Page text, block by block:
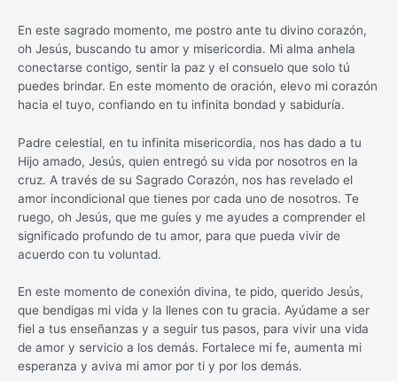
En este sagrado momento, me postro ante tu divino corazón,
oh Jesús, buscando tu amor y misericordia. Mi alma anhela
conectarse contigo, sentir la paz y el consuelo que solo tú
puedes brindar. En este momento de oración, elevo mi corazón
hacia el tuyo, confiando en tu infinita bondad y sabiduría.
Padre celestial, en tu infinita misericordia, nos has dado a tu
Hijo amado, Jesús, quien entregó su vida por nosotros en la
cruz. A través de su Sagrado Corazón, nos has revelado el
amor incondicional que tienes por cada uno de nosotros. Te
ruego, oh Jesús, que me guíes y me ayudes a comprender el
significado profundo de tu amor, para que pueda vivir de
acuerdo con tu voluntad.
En este momento de conexión divina, te pido, querido Jesús,
que bendigas mi vida y la llenes con tu gracia. Ayúdame a ser
fiel a tus enseñanzas y a seguir tus pasos, para vivir una vida
de amor y servicio a los demás. Fortalece mi fe, aumenta mi
esperanza y aviva mi amor por ti y por los demás.